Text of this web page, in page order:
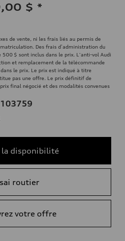
$ *
de vente, ni les frais liés au permis de
Des frais d’administration du
500 $ sont inclus dans le prix. L'anti-vol Audi
et remplacement de la télécommande
le prix. Le prix est indiqué à titre
pas une offre. Le prix définitif de
final négocié et des modalités convenues
disponibilité
routier
votre offre